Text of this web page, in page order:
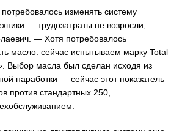
изменять систему
— трудозатраты не возросли, —
— Хотя потребовалось
масло: сейчас испытываем марку Total
Выбор масла был сделан исходя из
наработки — сейчас этот показатель
против стандартных 250,